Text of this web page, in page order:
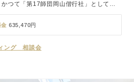
つて「第17師団岡山偕行社」として旧
は、100余年を経た現在では結婚式場と
の場として活躍し続けています。風と光
モニーは、開放的な空間で誰もが和やか
ん、ゲストの記憶にも刻まれる印象的な
635,470円
ング 相談会